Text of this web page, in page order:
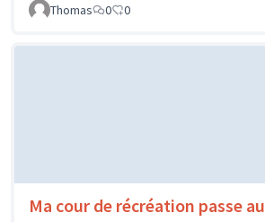
Thomas
0 0
Ma cour de récréation passe au